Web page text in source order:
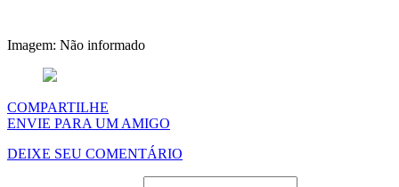
Imagem: Não informado
COMPARTILHE
ENVIE PARA UM AMIGO
DEIXE SEU COMENTÁRIO